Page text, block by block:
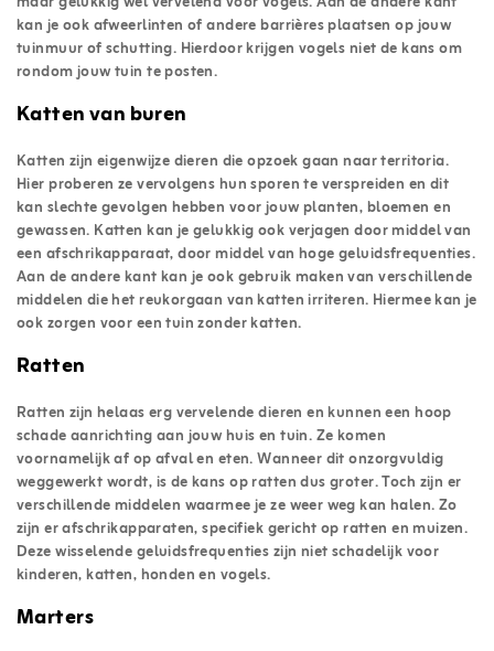
kan je ook afweerlinten of andere barrières plaatsen op jouw
tuinmuur of schutting. Hierdoor krijgen vogels niet de kans om
rondom jouw tuin te posten.
Katten van buren
Katten zijn eigenwijze dieren die opzoek gaan naar territoria.
Hier proberen ze vervolgens hun sporen te verspreiden en dit
kan slechte gevolgen hebben voor jouw planten, bloemen en
gewassen. Katten kan je gelukkig ook verjagen door middel van
een afschrikapparaat, door middel van hoge geluidsfrequenties.
Aan de andere kant kan je ook gebruik maken van verschillende
middelen die het reukorgaan van katten irriteren. Hiermee kan je
ook zorgen voor een tuin zonder katten.
Ratten
Ratten zijn helaas erg vervelende dieren en kunnen een hoop
schade aanrichting aan jouw huis en tuin. Ze komen
voornamelijk af op afval en eten. Wanneer dit onzorgvuldig
weggewerkt wordt, is de kans op ratten dus groter. Toch zijn er
verschillende middelen waarmee je ze weer weg kan halen. Zo
zijn er afschrikapparaten, specifiek gericht op ratten en muizen.
Deze wisselende geluidsfrequenties zijn niet schadelijk voor
kinderen, katten, honden en vogels.
Marters